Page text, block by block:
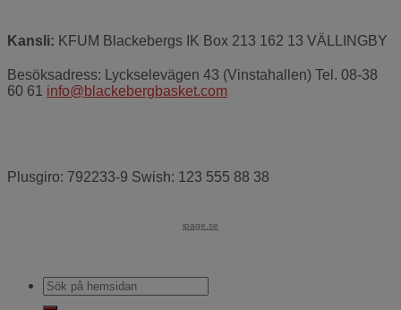
Kansli: KFUM Blackebergs IK Box 213 162 13 VÄLLINGBY
Besöksadress: Lyckselevägen 43 (Vinstahallen) Tel. 08-38
60 61 info@blackebergbasket.com
Plusgiro: 792233-9 Swish: 123 555 88 38
ipage.se